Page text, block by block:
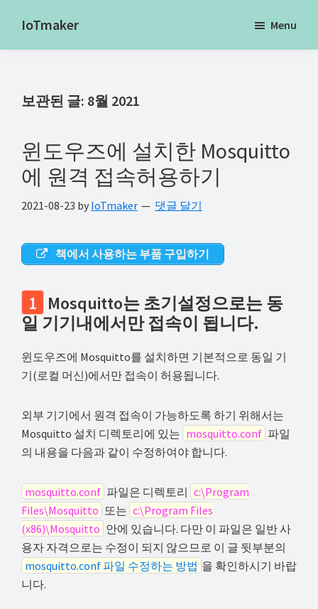
main
primary
footer
IoTmaker
터
에
대
한
모
것
여
기
서
해
결
하
요!
Menu
보관된 글: 8월 2021
윈도우즈에 설치한 Mosquitto
에 원격 접속허용하기
2021-08-23 by IoTmaker 댓글 달기
책에서 사용하는 부품 구입하기
1 Mosquitto는 초기설정으로는 동
일 기기내에서만 접속이 됩니다.
윈도우즈에 Mosquitto를 설치하면 기본적으로 동일 기
기(로컬 머신)에서만 접속이 허용됩니다.
외부 기기에서 원격 접속이 가능하도록 하기 위해서는
Mosquitto 설치 디렉토리에 있는 mosquitto.conf 파일
의 내용을 다음과 같이 수정하여야 합니다.
mosquitto.conf 파일은 디렉토리 c:\Program
Files\Mosquitto 또는 c:\Program Files
(x86)\Mosquitto 안에 있습니다. 다만 이 파일은 일반 사
용자 자격으로는 수정이 되지 않으므로 이 글 뒷부분의
mosquitto.conf 파일 수정하는 방법 을 확인하시기 바랍
니다.